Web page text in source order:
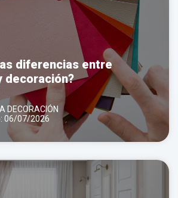
diferencias entre
decoración?
DECORACIÓN
06/07/2026